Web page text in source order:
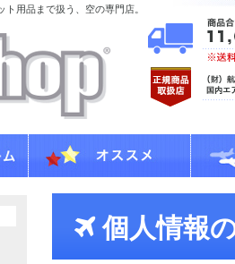
用品まで扱う、空の専門店。
個人情報